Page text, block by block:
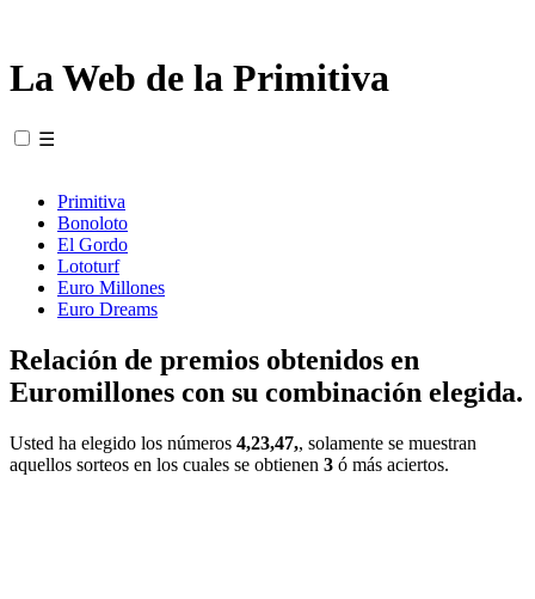
La Web de la Primitiva
☰
Primitiva
Bonoloto
El Gordo
Lototurf
Euro Millones
Euro Dreams
Relación de premios obtenidos en
Euromillones con su combinación elegida.
Usted ha elegido los números 4,23,47,, solamente se muestran
aquellos sorteos en los cuales se obtienen 3 ó más aciertos.